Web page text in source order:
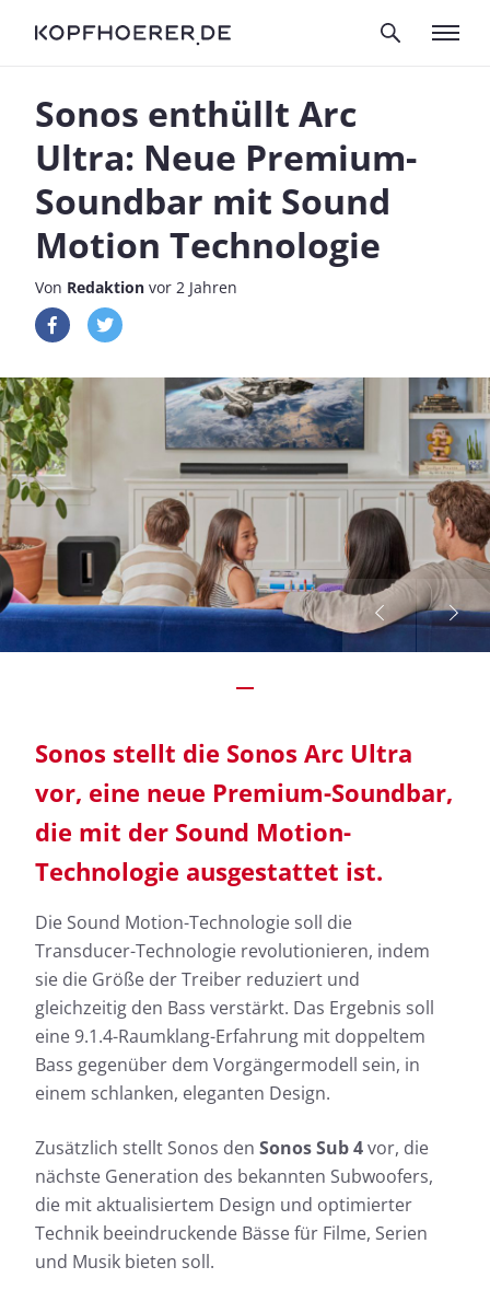
Sonos enthüllt Arc
Ultra: Neue Premium-
Soundbar mit Sound
Motion Technologie
Von Redaktion vor 2 Jahren
Sonos stellt die Sonos Arc Ultra
vor, eine neue Premium-Soundbar,
die mit der Sound Motion-
Technologie ausgestattet ist.
Die Sound Motion-Technologie soll die
Transducer-Technologie revolutionieren, indem
sie die Größe der Treiber reduziert und
gleichzeitig den Bass verstärkt. Das Ergebnis soll
eine 9.1.4-Raumklang-Erfahrung mit doppeltem
Bass gegenüber dem Vorgängermodell sein, in
einem schlanken, eleganten Design.
Zusätzlich stellt Sonos den Sonos Sub 4vor, die
nächste Generation des bekannten Subwoofers,
die mit aktualisiertem Design und optimierter
Technik beeindruckende Bässe für Filme, Serien
und Musik bieten soll.